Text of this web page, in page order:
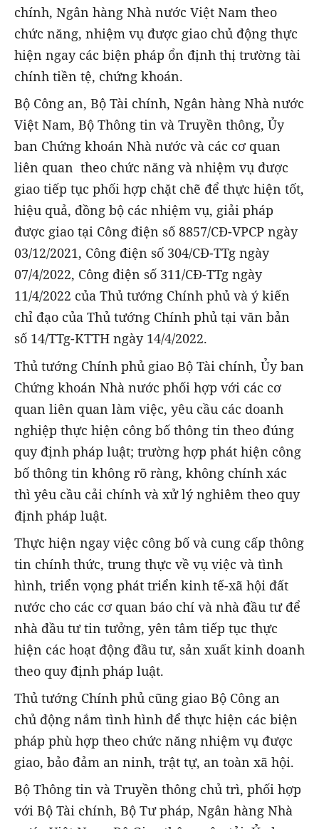
chính, Ngân hàng Nhà nước Việt Nam theo
chức năng, nhiệm vụ được giao chủ động thực
hiện ngay các biện pháp ổn định thị trường tài
chính tiền tệ, chứng khoán.
Bộ Công an, Bộ Tài chính, Ngân hàng Nhà nước
Việt Nam, Bộ Thông tin và Truyền thông, Ủy
ban Chứng khoán Nhà nước và các cơ quan
liên quan theo chức năng và nhiệm vụ được
giao tiếp tục phối hợp chặt chẽ để thực hiện tốt,
hiệu quả, đồng bộ các nhiệm vụ, giải pháp
được giao tại Công điện số 8857/CĐ-VPCP ngày
03/12/2021, Công điện số 304/CĐ-TTg ngày
07/4/2022, Công điện số 311/CĐ-TTg ngày
11/4/2022 của Thủ tướng Chính phủ và ý kiến
chỉ đạo của Thủ tướng Chính phủ tại văn bản
số 14/TTg-KTTH ngày 14/4/2022.
Thủ tướng Chính phủ giao Bộ Tài chính, Ủy ban
Chứng khoán Nhà nước phối hợp với các cơ
quan liên quan làm việc, yêu cầu các doanh
nghiệp thực hiện công bố thông tin theo đúng
quy định pháp luật; trường hợp phát hiện công
bố thông tin không rõ ràng, không chính xác
thì yêu cầu cải chính và xử lý nghiêm theo quy
định pháp luật.
Thực hiện ngay việc công bố và cung cấp thông
tin chính thức, trung thực về vụ việc và tình
hình, triển vọng phát triển kinh tế-xã hội đất
nước cho các cơ quan báo chí và nhà đầu tư để
nhà đầu tư tin tưởng, yên tâm tiếp tục thực
hiện các hoạt động đầu tư, sản xuất kinh doanh
theo quy định pháp luật.
Thủ tướng Chính phủ cũng giao Bộ Công an
chủ động nắm tình hình để thực hiện các biện
pháp phù hợp theo chức năng nhiệm vụ được
giao, bảo đảm an ninh, trật tự, an toàn xã hội.
Bộ Thông tin và Truyền thông chủ trì, phối hợp
với Bộ Tài chính, Bộ Tư pháp, Ngân hàng Nhà